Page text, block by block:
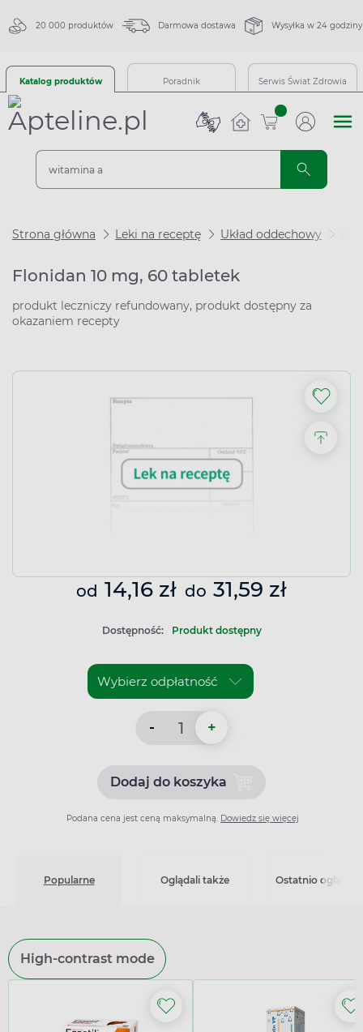
20 000 produktów Darmowa dostawa Wysyłka w 24 godziny
Katalog produktów Poradnik Serwis Świat Zdrowia
sztuk
Strona główna Leki na receptę Układ oddechowy
Flonidan 10 mg, 60 tabletek
produkt leczniczy refundowany, produkt dostępny za
okazaniem recepty
od 14,16 zł do 31,59 zł
Dostępność: Produkt dostępny
- +
Dodaj do koszykaDodaj do koszyka
Podana cena jest ceną maksymalną. Dowiedz się więcej
Popularne Oglądali także Ostatnio
High-contrast mode